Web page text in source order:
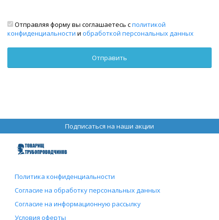
Отправляя форму вы соглашаетесь сполитикой
конфиденциальности и обработкой персональных данных
Подписаться на наши акции
Политика конфиденциальности
Согласие на обработку персональных данных
Согласие на информационную рассылку
Условия оферты